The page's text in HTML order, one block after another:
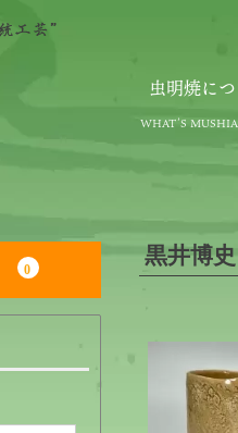
虫明焼に
黒井博史
0